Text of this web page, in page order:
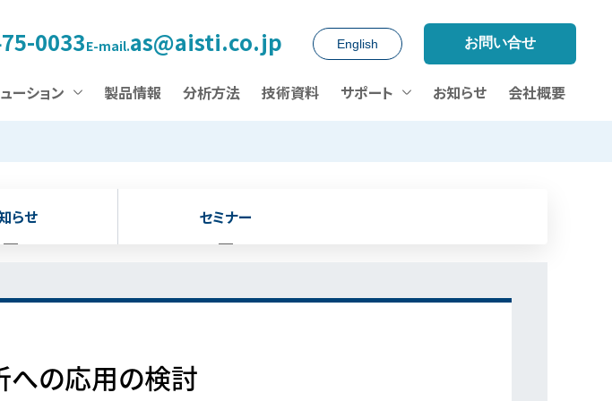
0033E-mail.as@aisti.co.jp English お問い合せ
ーション 製品情報 分析方法 技術資料 サポート お知らせ 会社概要
らせ セミナー
への応用の検討